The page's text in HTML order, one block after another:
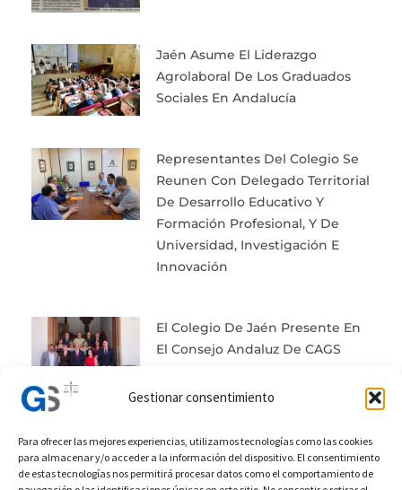
Gestionar consentimiento
Para ofrecer las mejores experiencias, utilizamos tecnologías como las cookies
para almacenar y/o acceder a la información del dispositivo. El consentimiento
de estas tecnologías nos permitirá procesar datos como el comportamiento de
Jaén Asume El Liderazgo
Agrolaboral De Los Graduados
Sociales En Andalucía
Representantes Del Colegio Se
Reunen Con Delegado Territorial
De Desarrollo Educativo Y
Formación Profesional, Y De
Universidad, Investigación E
Innovación
El Colegio De Jaén Presente En
El Consejo Andaluz De CAGS
Prev Next